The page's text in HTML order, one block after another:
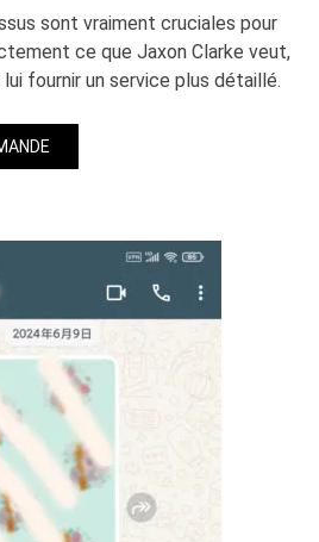
sont vraiment cruciales pour
ce que Jaxon Clarke veut,
fournir un service plus détaillé.